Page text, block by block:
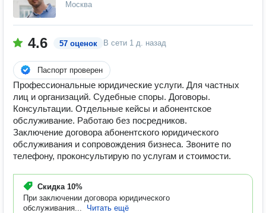
Москва
4.6 57 оценок В сети 1 д. назад
Паспорт проверен
Профессиональные юридические услуги. Для частных
лиц и организаций. Судебные споры. Договоры.
Консультации. Отдельные кейсы и абонентское
обслуживание. Работаю без посредников.
Заключение договора абонентского юридического
обслуживания и сопровождения бизнеса. Звоните по
телефону, проконсультирую по услугам и стоимости.
Скидка 10%
При заключении договора юридического
обслуживания...
Читать ещё